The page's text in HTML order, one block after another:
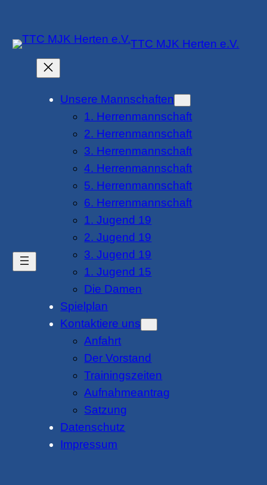
springen
TTC MJK Herten e.V.
Unsere Mannschaften
1. Herrenmannschaft
2. Herrenmannschaft
3. Herrenmannschaft
4. Herrenmannschaft
5. Herrenmannschaft
6. Herrenmannschaft
1. Jugend 19
2. Jugend 19
3. Jugend 19
1. Jugend 15
Die Damen
Spielplan
Kontaktiere uns
Anfahrt
Der Vorstand
Trainingszeiten
Aufnahmeantrag
Satzung
Datenschutz
Impressum